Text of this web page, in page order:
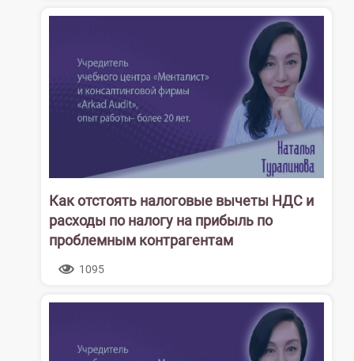
Как отстоять налоговые вычеты НДС и
расходы по налогу на прибыль по
проблемным контрагентам
1095